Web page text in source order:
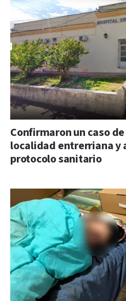
Confirmaron un caso
localidad entrerriana y
protocolo sanitario